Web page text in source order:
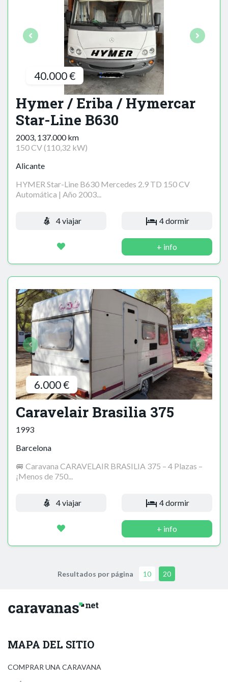
40.000 €
Hymer / Eriba / Hymercar
Star-Line B630
2003, 137.000 km
150 CV (110,32 kW)
Alicante
HYMER Star-Line B630 Mercedes 2.9 TD 150 CV
Automática | Año 2003...
4 viajar 4 dormir
+ info
6.000 €
Caravelair Brasilia 375
1993
Barcelona
🚐 Caravana CARAVELAIR BRASILIA 375 – 4 Plazas –
¡Menos de 750...
4 viajar 4 dormir
+ info
Resultados por página 10 20
MAPA DEL SITIO
COMPRAR UNA CARAVANA